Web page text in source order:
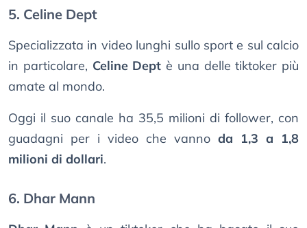
5. Celine Dept
Specializzata in video lunghi sullo sport e sul calcio
in particolare, Celine Dept è una delle tiktoker più
amate al mondo.
Oggi il suo canale ha 35,5 milioni di follower, con
guadagni per i video che vanno da 1,3 a 1,8
milioni di dollari.
6. Dhar Mann